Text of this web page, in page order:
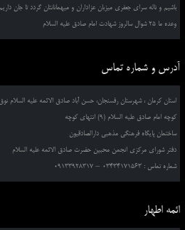
باشیم و ناله سرای جعفری میزبان عزاداران و میهمانانتان گردد تا جان
وعده ما 25 شوال سالروز شهادت امام صادق علیه السلام
آدرس و شماره تماس
استان کرمان ، شهرستان رفسنجان، حسن آباد صادق الائمه علیه السلام
کوچه امام صادق علیه السلام (9) انتهای کوچه
ساختمان پایگاه فرهنگی مذهبی دارالصادقیون
دفتر شورای مرکزی انجمن محبین حضرت صادق الائمه علیه السلام
شماره تماس : 03434171563 – 09133928317
ائمه اطهار